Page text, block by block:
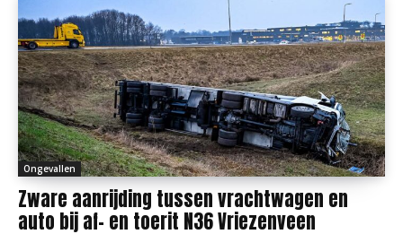
Ongevallen
Zware aanrijding tussen vrachtwagen en
auto bij af- en toerit N36 Vriezenveen